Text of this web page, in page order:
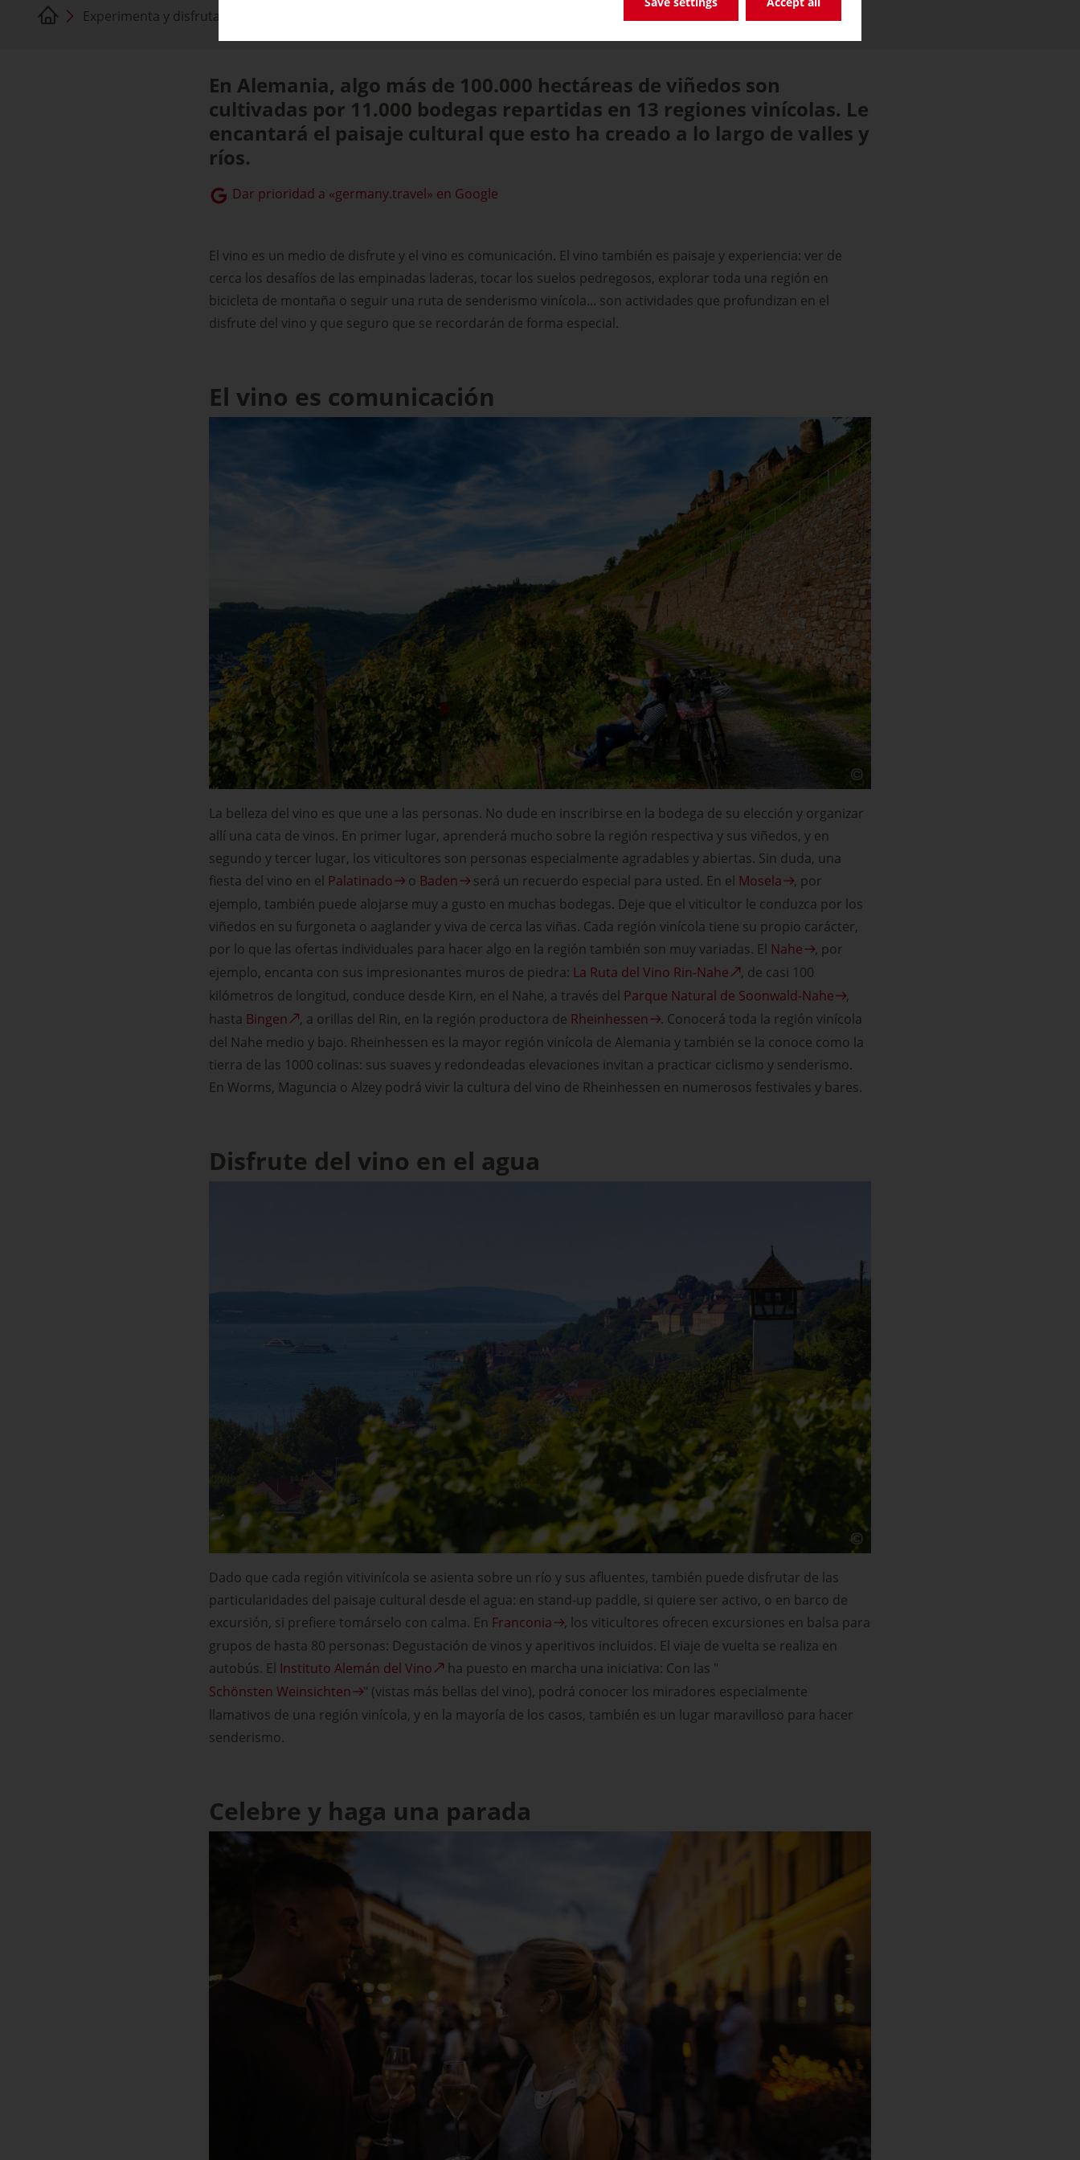
Experimenta y disfruta
En Alemania, algo más de 100.000 hectáreas de viñedos son
cultivadas por 11.000 bodegas repartidas en 13 regiones vinícolas. Le
encantará el paisaje cultural que esto ha creado a lo largo de valles y
ríos.
Dar prioridad a «germany.travel» en Google
El vino es un medio de disfrute y el vino es comunicación. El vino también es paisaje y experiencia: ver de
cerca los desafíos de las empinadas laderas, tocar los suelos pedregosos, explorar toda una región en
bicicleta de montaña o seguir una ruta de senderismo vinícola... son actividades que profundizan en el
disfrute del vino y que seguro que se recordarán de forma especial.
El vino es comunicación
La belleza del vino es que une a las personas. No dude en inscribirse en la bodega de su elección y organizar
allí una cata de vinos. En primer lugar, aprenderá mucho sobre la región respectiva y sus viñedos, y en
segundo y tercer lugar, los viticultores son personas especialmente agradables y abiertas. Sin duda, una
fiesta del vino en el Palatinado o Baden será un recuerdo especial para usted. En el Mosela
, por
ejemplo, también puede alojarse muy a gusto en muchas bodegas. Deje que el viticultor le conduzca por los
viñedos en su furgoneta o aaglander y viva de cerca las viñas. Cada región vinícola tiene su propio carácter,
por lo que las ofertas individuales para hacer algo en la región también son muy variadas. El Nahe
, por
ejemplo, encanta con sus impresionantes muros de piedra: La Ruta del Vino Rin-Nahe
, de casi 100
kilómetros de longitud, conduce desde Kirn, en el Nahe, a través del Parque Natural de Soonwald-Nahe
,
hasta Bingen , a orillas del Rin, en la región productora de Rheinhessen
. Conocerá toda la región vinícola
del Nahe medio y bajo. Rheinhessen es la mayor región vinícola de Alemania y también se la conoce como la
tierra de las 1000 colinas: sus suaves y redondeadas elevaciones invitan a practicar ciclismo y senderismo.
En Worms, Maguncia o Alzey podrá vivir la cultura del vino de Rheinhessen en numerosos festivales y bares.
Disfrute del vino en el agua
Dado que cada región vitivinícola se asienta sobre un río y sus afluentes, también puede disfrutar de las
particularidades del paisaje cultural desde el agua: en stand-up paddle, si quiere ser activo, o en barco de
excursión, si prefiere tomárselo con calma. En Franconia
, los viticultores ofrecen excursiones en balsa para
grupos de hasta 80 personas: Degustación de vinos y aperitivos incluidos. El viaje de vuelta se realiza en
autobús. El Instituto Alemán del Vino
ha puesto en marcha una iniciativa: Con las "
Schönsten Weinsichten
" (vistas más bellas del vino), podrá conocer los miradores especialmente
llamativos de una región vinícola, y en la mayoría de los casos, también es un lugar maravilloso para hacer
senderismo.
Celebre y haga una parada